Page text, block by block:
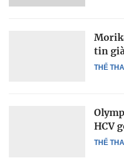
THỂ
tin
THỂ
HCV